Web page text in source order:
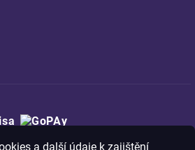
a další údaje k zajištění